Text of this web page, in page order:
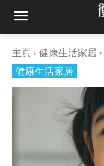
主頁 健康生活家居
健康生活家居